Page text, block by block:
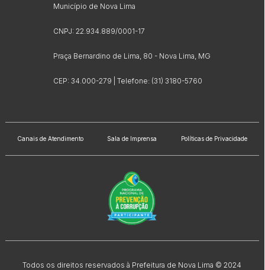
Município de Nova Lima
CNPJ: 22.934.889/0001-17
Praça Bernardino de Lima, 80 - Nova Lima, MG
CEP: 34.000-279 | Telefone: (31) 3180-5760
Canais de Atendimento Sala de Imprensa Políticas de Privacidade
Todos os direitos reservados à Prefeitura de Nova Lima © 2024